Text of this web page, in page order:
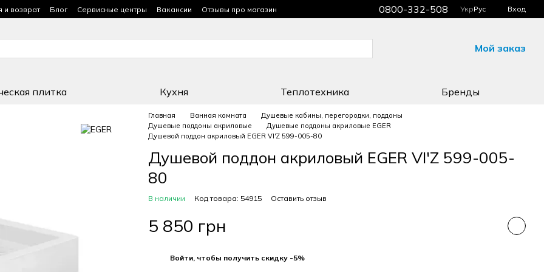
и возврат Блог Сервисные центры Вакансии
Отзывы про магазин
0800-332-508 УкрРус Вход
Мой заказ
плитка Кухня Теплотехника Бренды
Главная Ванная комната
Душевые кабины, перегородки, поддоны
Душевые поддоны акриловые
Душевые поддоны акриловые EGER
Душевой поддон акриловый EGER VI'Z 599-005-80
Душевой поддон акриловый EGER VI'Z 599-005-
80
В наличии Код товара: 54915 Оставить отзыв
5 850 грн
Войти, чтобы получить скидку -5%